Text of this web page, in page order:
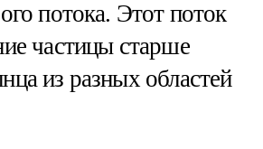
потока. Этот поток
частицы старше
из разных областей